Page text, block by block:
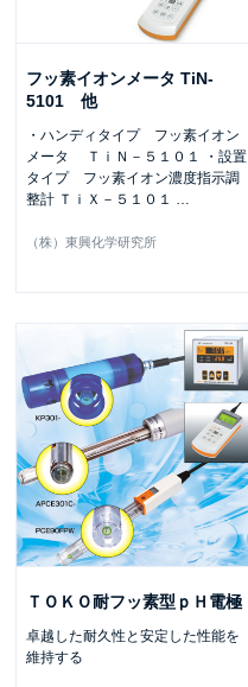
フッ素イオンメータ TiN-
5101 他
・ハンディタイプ フッ素イオン
メータ ＴｉＮ－５１０１ ・設置
タイプ フッ素イオン濃度指示調
整計 ＴｉＸ－５１０１ …
（株）東興化学研究所
ＴＯＫＯ耐フッ素型ｐＨ電極
卓越した耐久性と安定した性能を
維持する